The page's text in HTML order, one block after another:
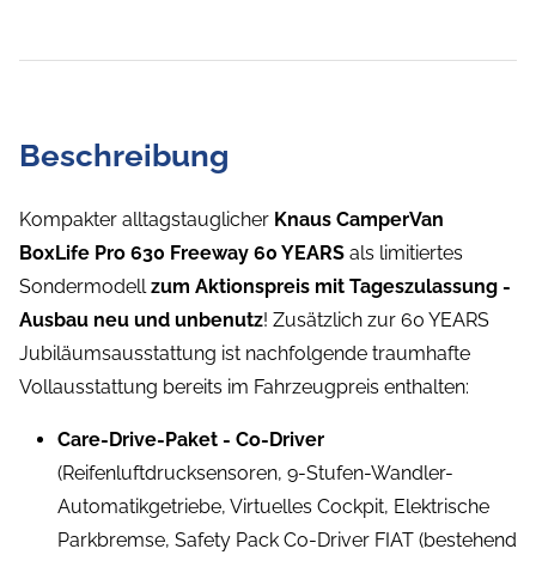
Beschreibung
Kompakter alltagstauglicher Knaus CamperVan
BoxLife Pro 630 Freeway 60 YEARS als limitiertes
Sondermodellzum Aktionspreis mit Tageszulassung -
Ausbau neu und unbenutz! Zusätzlich zur 60 YEARS
Jubiläumsausstattung ist nachfolgende traumhafte
Vollausstattung bereits im Fahrzeugpreis enthalten:
Care-Drive-Paket - Co-Driver
(Reifenluftdrucksensoren, 9-Stufen-Wandler-
Automatikgetriebe, Virtuelles Cockpit, Elektrische
Parkbremse, Safety Pack Co-Driver FIAT (bestehend